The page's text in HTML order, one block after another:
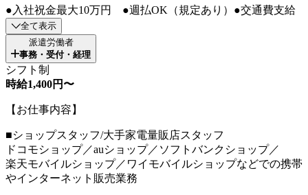
●入社祝金最大10万円 ●週払OK（規定あり）●交通費支給
全て表示
派遣労働者
事務・受付・経理
シフト制
時給1,400円〜
【お仕事内容】
■ショップスタッフ/大手家電量販店スタッフ
ドコモショップ／auショップ／ソフトバンクショップ／
楽天モバイルショップ／ワイモバイルショップなどでの携帯
やインターネット販売業務